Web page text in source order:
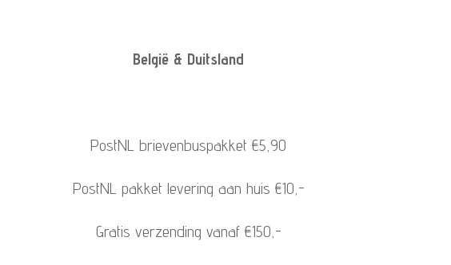
België & Duitsland
PostNL brievenbuspakket €5,90
PostNL pakket levering aan huis €10,-
Gratis verzending vanaf €150,-